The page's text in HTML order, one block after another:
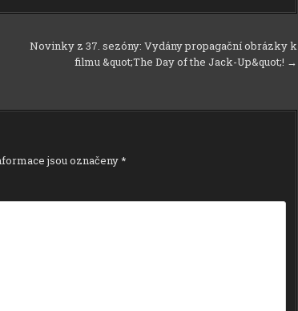
Novinky z 37. sezóny: Vydány propagační obrázky k
filmu &quot;The Day of the Jack-Up&quot;! →
jsou označeny*